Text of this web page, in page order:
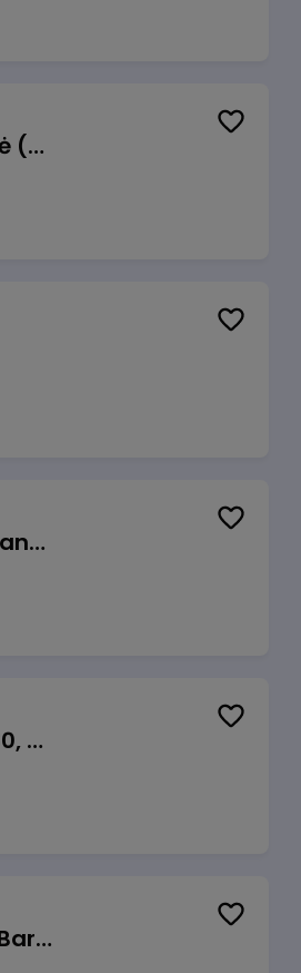
Veiklos atsparumo departamento vadovė (-as)
Manevrų operatorius (-ė) (Panevėžys) (Panevėžys, LT)
Taromato operatorius (-ė), Keramikų g. 30, Neveronys
Kasininkas (-ė) - pardavėjas (-a), Juozo Bartašiaus g. 1, Utena